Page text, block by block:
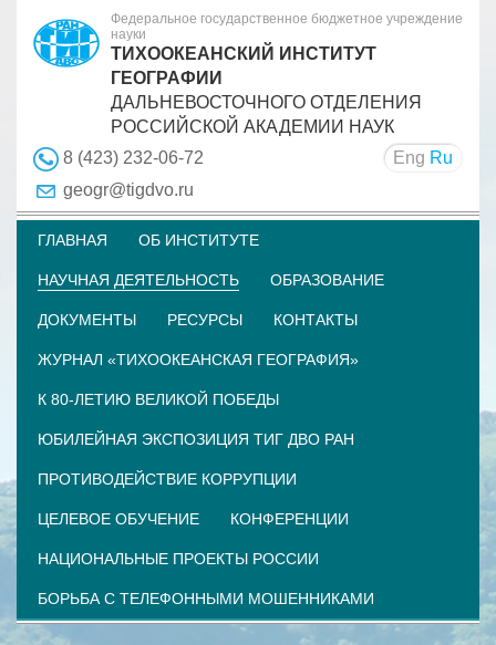
Федеральное государственное бюджетное учреждение
науки
ТИХООКЕАНСКИЙ ИНСТИТУТ
ГЕОГРАФИИ
ДАЛЬНЕВОСТОЧНОГО ОТДЕЛЕНИЯ
РОССИЙСКОЙ АКАДЕМИИ НАУК
8 (423) 232-06-72
Eng Ru
geogr@tigdvo.ru
ГЛАВНАЯ ОБ ИНСТИТУТЕ
НАУЧНАЯ ДЕЯТЕЛЬНОСТЬ ОБРАЗОВАНИЕ
ДОКУМЕНТЫ РЕСУРСЫ КОНТАКТЫ
ЖУРНАЛ «ТИХООКЕАНСКАЯ ГЕОГРАФИЯ»
К 80-ЛЕТИЮ ВЕЛИКОЙ ПОБЕДЫ
ЮБИЛЕЙНАЯ ЭКСПОЗИЦИЯ ТИГ ДВО РАН
ПРОТИВОДЕЙСТВИЕ КОРРУПЦИИ
ЦЕЛЕВОЕ ОБУЧЕНИЕ КОНФЕРЕНЦИИ
НАЦИОНАЛЬНЫЕ ПРОЕКТЫ РОССИИ
БОРЬБА С ТЕЛЕФОННЫМИ МОШЕННИКАМИ